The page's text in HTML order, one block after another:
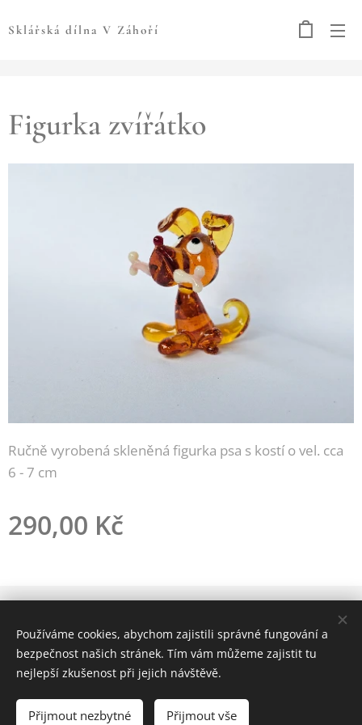
Sklářská dílna V Záhoří
Figurka zvířátko
Ručně vyrobená skleněná figurka psa s kostí o vel. cca
6 - 7 cm
290,00 Kč
Do košíku
Cookies
Používáme cookies, abychom zajistili správné fungování a
bezpečnost našich stránek. Tím vám můžeme zajistit tu
nejlepší zkušenost při jejich návštěvě.
Přijmout nezbytné Přijmout vše